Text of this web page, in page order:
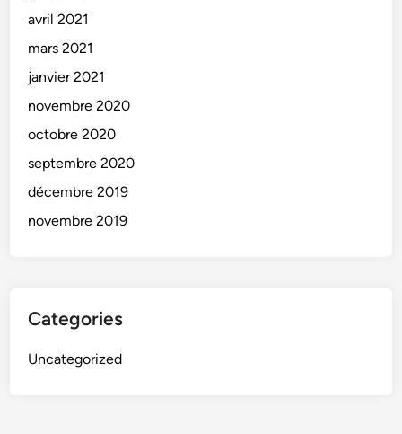
avril 2021
mars 2021
janvier 2021
novembre 2020
octobre 2020
septembre 2020
décembre 2019
novembre 2019
Categories
Uncategorized